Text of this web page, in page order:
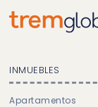
INMUEBLES
Apartamentos